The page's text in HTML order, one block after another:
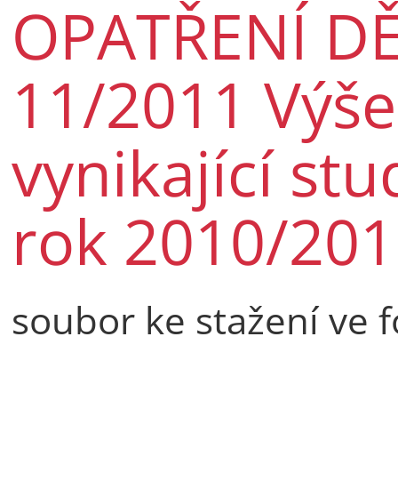
OPATŘENÍ
11/2011
vynikající
rok 2010/
soubor ke stažení ve